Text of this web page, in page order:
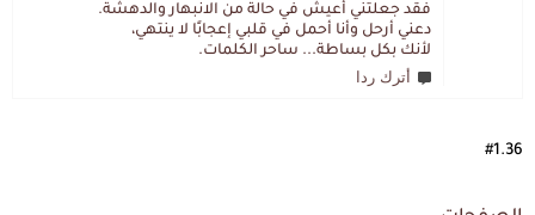
فقد جعلتني أعيش في حالة من الانبهار والدهشة.
دعني أرحل وأنا أحمل في قلبي إعجابًا لا ينتهي،
لأنك بكل بساطة... ساحر الكلمات.
أترك ردا
#1.36